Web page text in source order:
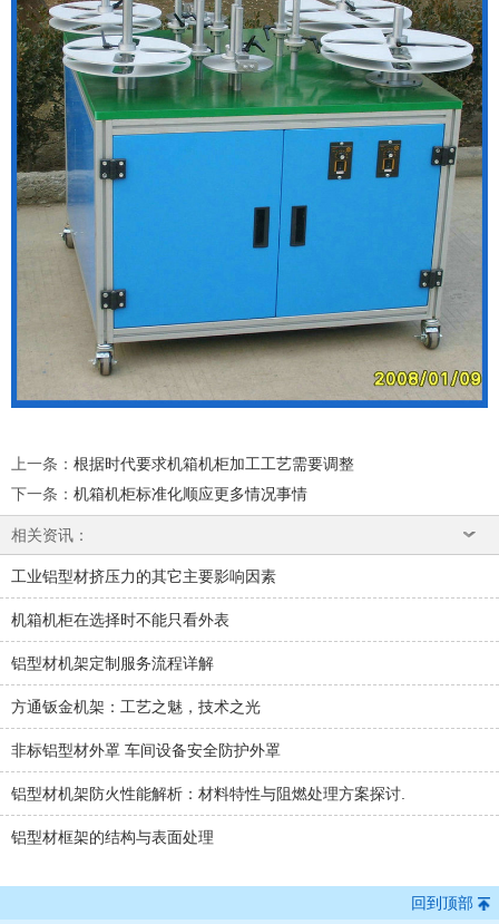
上一条 ： 根据时代要求机箱机柜加工工艺需要调整
下一条 ： 机箱机柜标准化顺应更多情况事情
相关资讯：
工业铝型材挤压力的其它主要影响因素
机箱机柜在选择时不能只看外表
铝型材机架定制服务流程详解
方通钣金机架：工艺之魅，技术之光
非标铝型材外罩 车间设备安全防护外罩
铝型材机架防火性能解析：材料特性与阻燃处理方案探讨.
铝型材框架的结构与表面处理
回到顶部